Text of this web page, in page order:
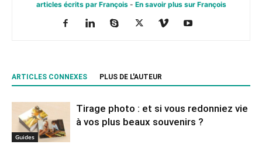
articles écrits par François- En savoir plus sur François
ARTICLES CONNEXES PLUS DE L'AUTEUR
Guides
Tirage photo : et si vous redonniez vie
à vos plus beaux souvenirs ?